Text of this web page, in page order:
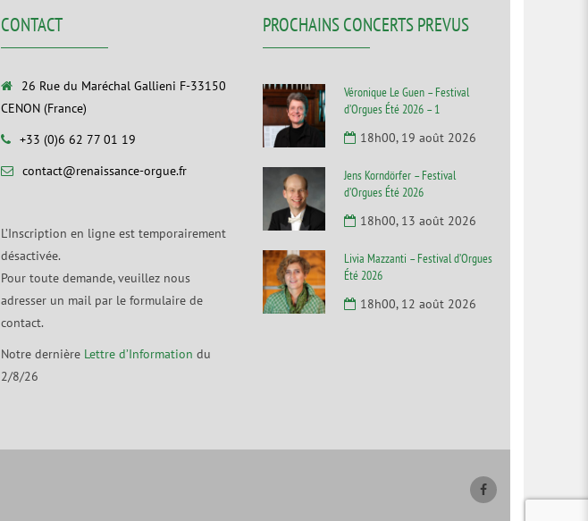
CONTACT
26 Rue du Maréchal Gallieni F-33150
CENON (France)
+33 (0)6 62 77 01 19
contact@renaissance-orgue.fr
L’Inscription en ligne est temporairement
désactivée.
Pour toute demande, veuillez nous
adresser un mail par le formulaire de
contact.
Notre dernière Lettre d’Information du
2/8/26
PROCHAINS CONCERTS PREVUS
Véronique Le Guen – Festival
d’Orgues Été 2026 – 1
18h00, 19 août 2026
Jens Korndörfer – Festival
d’Orgues Été 2026
18h00, 13 août 2026
Livia Mazzanti – Festival d’Orgues
Été 2026
18h00, 12 août 2026